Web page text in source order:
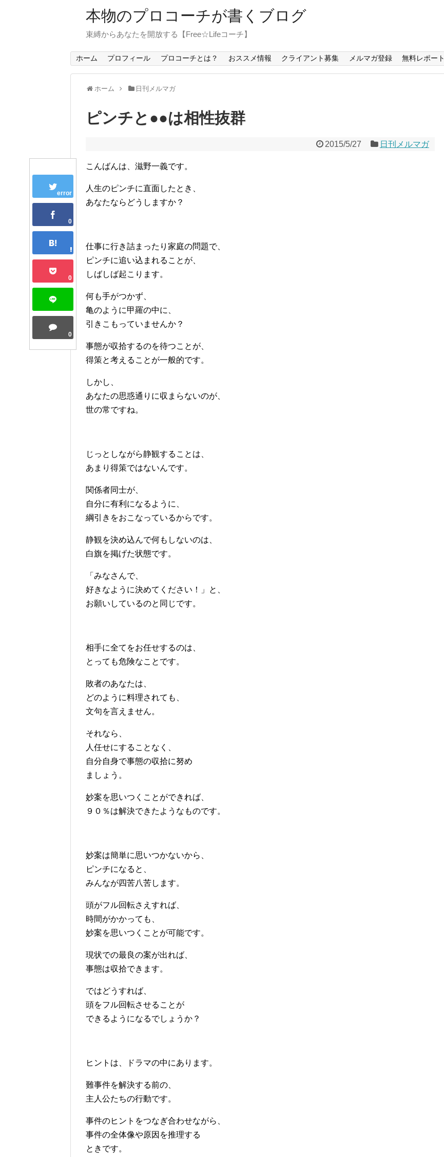
本物のプロコーチが書くブログ
束縛からあなたを開放する【Free☆Lifeコーチ】
ホーム プロフィール プロコーチとは？ おススメ情報 クライアント募集 メルマガ登録 無料レポート
ホーム 日刊メルマガ
error
0
0
0
ピンチと●●は相性抜群
2015/5/27 日刊メルマガ
こんばんは、滋野一義です。
人生のピンチに直面したとき、
あなたならどうしますか？
仕事に行き詰まったり家庭の問題で、
ピンチに追い込まれることが、
しばしば起こります。
何も手がつかず、
亀のように甲羅の中に、
引きこもっていませんか？
事態が収拾するのを待つことが、
得策と考えることが一般的です。
しかし、
あなたの思惑通りに収まらないのが、
世の常ですね。
じっとしながら静観することは、
あまり得策ではないんです。
関係者同士が、
自分に有利になるように、
綱引きをおこなっているからです。
静観を決め込んで何もしないのは、
白旗を掲げた状態です。
「みなさんで、
好きなように決めてください！」と、
お願いしているのと同じです。
相手に全てをお任せするのは、
とっても危険なことです。
敗者のあなたは、
どのように料理されても、
文句を言えません。
それなら、
人任せにすることなく、
自分自身で事態の収拾に努め
ましょう。
妙案を思いつくことができれば、
９０％は解決できたようなものです。
妙案は簡単に思いつかないから、
ピンチになると、
みんなが四苦八苦します。
頭がフル回転さえすれば、
時間がかかっても、
妙案を思いつくことが可能です。
現状での最良の案が出れば、
事態は収拾できます。
ではどうすれば、
頭をフル回転させることが
できるようになるでしょうか？
ヒントは、ドラマの中にあります。
難事件を解決する前の、
主人公たちの行動です。
事件のヒントをつなぎ合わせながら、
事件の全体像や原因を推理する
ときです。